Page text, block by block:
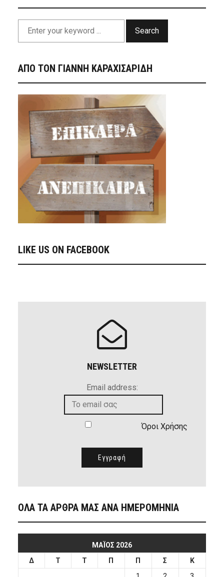
Search
ΑΠΟ ΤΟΝ ΓΙΑΝΝΗ ΚΑΡΑΧΙΣΑΡΙΔΗ
LIKE US ON FACEBOOK
NEWSLETTER
Email address:
Όροι Χρήσης
ΟΛΑ ΤΑ ΑΡΘΡΑ ΜΑΣ ΑΝΑ ΗΜΕΡΟΜΗΝΙΑ
ΜΆΙΟΣ 2026
Δ
Τ Τ Π Π Σ
Κ